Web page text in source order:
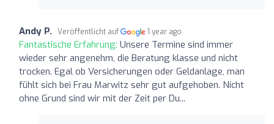
Andy P. Veröffentlicht auf 1 year ago
Fantastische Erfahrung: Unsere Termine sind immer
wieder sehr angenehm, die Beratung klasse und nicht
trocken. Egal ob Versicherungen oder Geldanlage, man
fühlt sich bei Frau Marwitz sehr gut aufgehoben. Nicht
ohne Grund sind wir mit der Zeit per Du...